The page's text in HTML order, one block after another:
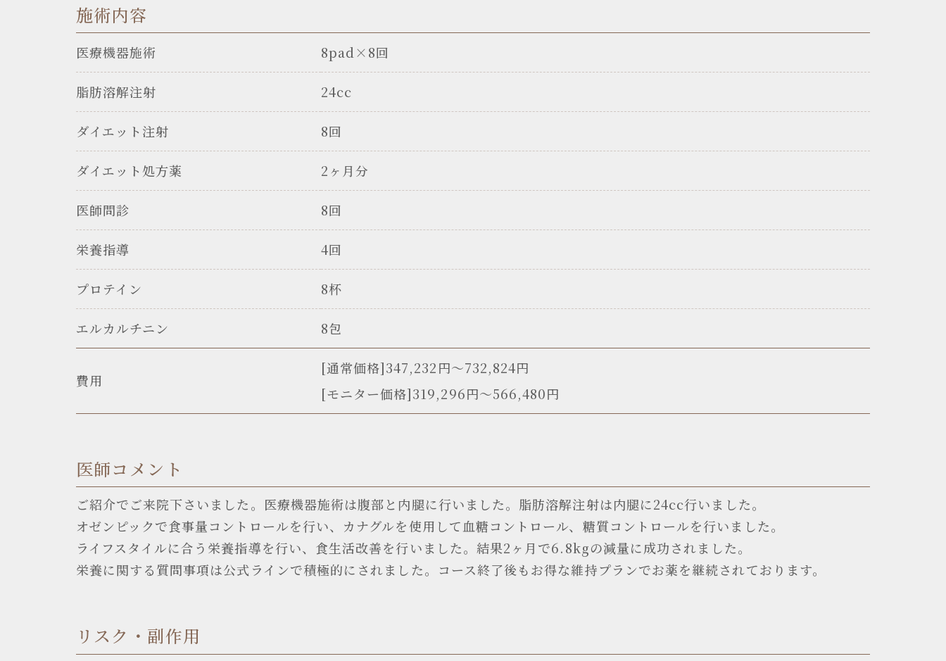
施術内容
医療機器施術 8pad×8回
脂肪溶解注射 24cc
ダイエット注射 8回
ダイエット処方薬 2ヶ月分
医師問診 8回
栄養指導 4回
プロテイン 8杯
エルカルチニン 8包
費用
[通常価格]347,232円〜732,824円
[モニター価格]319,296円～566,480円
医師コメント
ご紹介でご来院下さいました。医療機器施術は腹部と内腿に行いました。脂肪溶解注射は内腿に24cc行いました。
オゼンピックで食事量コントロールを行い、カナグルを使用して血糖コントロール、糖質コントロールを行いました。
ライフスタイルに合う栄養指導を行い、食生活改善を行いました。結果2ヶ月で6.8kgの減量に成功されました。
栄養に関する質問事項は公式ラインで積極的にされました。コース終了後もお得な維持プランでお薬を継続されております。
リスク・副作用